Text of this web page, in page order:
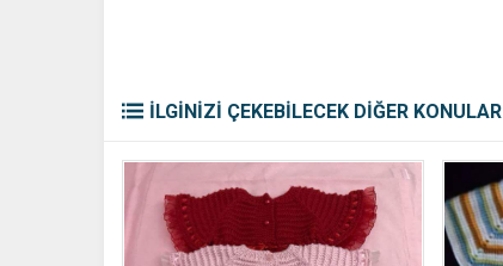
İLGİNİZİ ÇEKEBİLECEK DİĞER KONULAR